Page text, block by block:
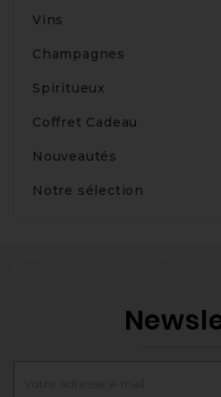
Vins
Champagnes
Spiritueux
Coffret Cadeau
Nouveautés
Notre sélection